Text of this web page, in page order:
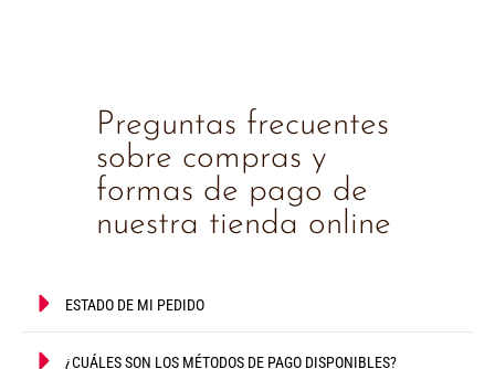
Preguntas frecuentes
sobre compras y
formas de pago de
nuestra tienda online
ESTADO DE MI PEDIDO
¿CUÁLES SON LOS MÉTODOS DE PAGO DISPONIBLES?